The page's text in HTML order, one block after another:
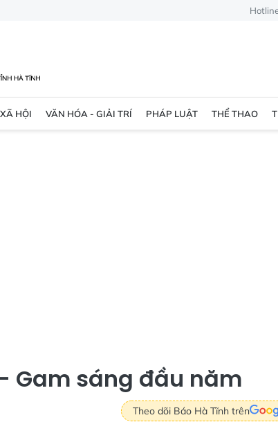
XÃ HỘI VĂN HÓA - GIẢI TRÍ PHÁP LUẬT THỂ THAO
Gam sáng đầu năm
Theo dõi Báo Hà Tĩnh trên